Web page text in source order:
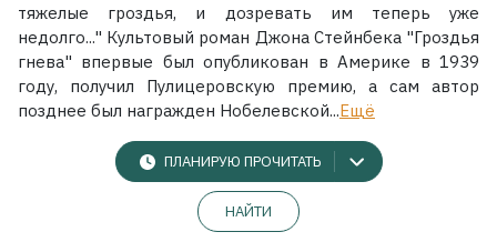
тяжелые гроздья, и дозревать им теперь уже
недолго..." Культовый роман Джона Стейнбека "Гроздья
гнева" впервые был опубликован в Америке в 1939
году, получил Пулицеровскую премию, а сам автор
позднее был награжден Нобелевской...Ещё
ПЛАНИРУЮ ПРОЧИТАТЬ
НАЙТИ